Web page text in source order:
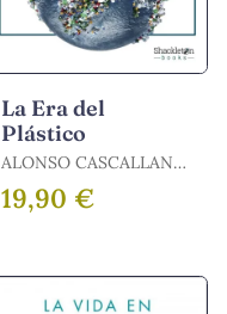
La Era del
Plástico
ALONSO CASCALLANA,
TANIA / F.
SAMANIEGO, / F.
19,90 €